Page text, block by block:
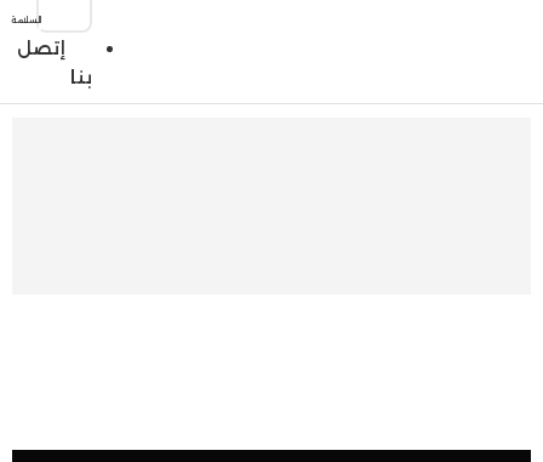
إتصل